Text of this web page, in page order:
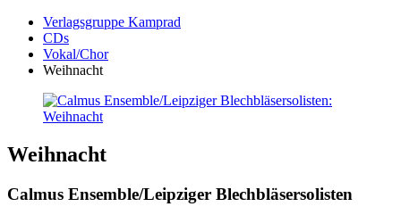
Verlagsgruppe Kamprad
CDs
Vokal/Chor
Weihnacht
Weihnacht
Calmus Ensemble/Leipziger Blechbläsersolisten